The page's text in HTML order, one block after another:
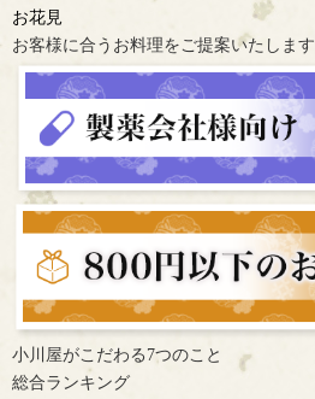
お花見
お客様に合うお料理を ご提案いたします
小川屋がこだわる7つのこと
総合ランキング